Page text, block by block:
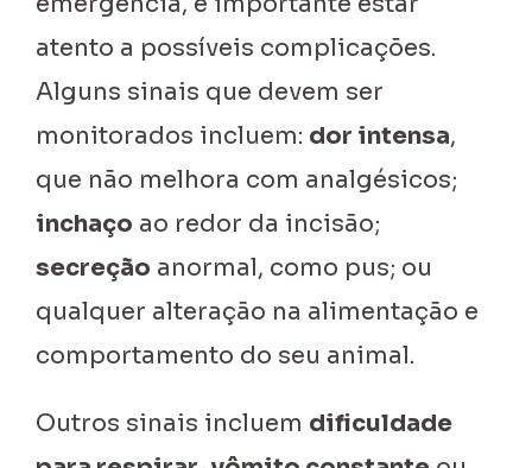
atento a possíveis complicações.
Alguns sinais que devem ser
monitorados incluem: dor intensa,
que não melhora com analgésicos;
inchaço ao redor da incisão;
secreção anormal, como pus; ou
qualquer alteração na alimentação e
comportamento do seu animal.
Outros sinais incluem dificuldade